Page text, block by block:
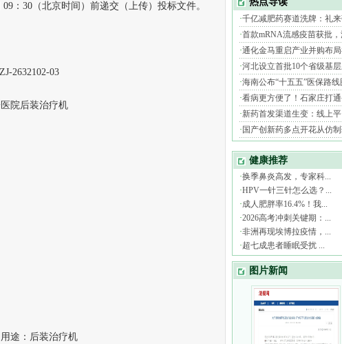
：30（北京时间）前递交（上传）投标文件。
2632102-03
院后装治疗机
途：后装治疗机